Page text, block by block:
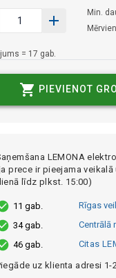
Min.
= 17 gab.
PIEVIENOT
LEMONA
prece ir pieejama
līdz plkst. 15:00)
11 gab.
Rīgas
34 gab.
Centrālā
46 gab.
Citas
uz klienta adresi 1-